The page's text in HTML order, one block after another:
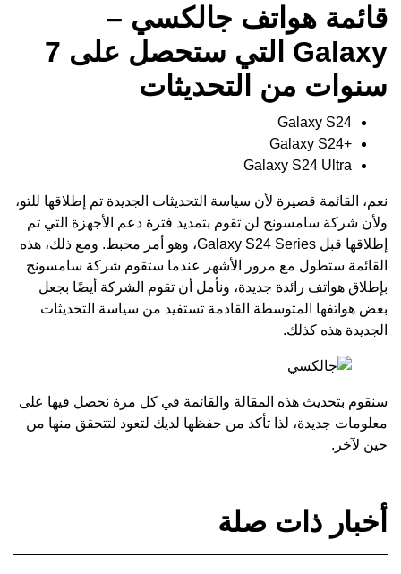
قائمة هواتف جالكسي –
Galaxy التي ستحصل على 7
سنوات من التحديثات
Galaxy S24
+Galaxy S24
Galaxy S24 Ultra
نعم، القائمة قصيرة لأن سياسة التحديثات الجديدة تم إطلاقها للتو،
ولأن شركة سامسونج لن تقوم بتمديد فترة دعم الأجهزة التي تم
إطلاقها قبل Galaxy S24 Series، وهو أمر محبط. ومع ذلك، هذه
القائمة ستطول مع مرور الأشهر عندما ستقوم شركة سامسونج
بإطلاق هواتف رائدة جديدة، ونأمل أن تقوم الشركة أيضًا بجعل
بعض هواتفها المتوسطة القادمة تستفيد من سياسة التحديثات
الجديدة هذه كذلك.
سنقوم بتحديث هذه المقالة والقائمة في كل مرة نحصل فيها على
معلومات جديدة، لذا تأكد من حفظها لديك لتعود لتتحقق منها من
حين لآخر.
أخبار ذات صلة